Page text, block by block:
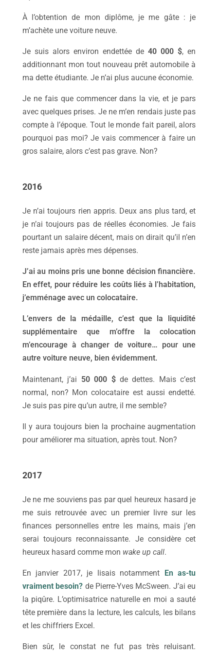
À l’obtention de mon diplôme, je me gâte : je
m’achète une voiture neuve.
Je suis alors environ endettée de40 000 $, en
additionnant mon tout nouveau prêt automobile à
ma dette étudiante. Je n’ai plus aucune économie.
Je ne fais que commencer dans la vie, et je pars
avec quelques prises. Je ne m’en rendais juste pas
compte à l’époque. Toutle monde fait pareil, alors
pourquoi pas moi? Je vais commencer à faire un
gros salaire, alors c’est pas grave. Non?
2016
Je n’ai toujours rien appris. Deux ans plus tard, et
je n’ai toujours pas de réelles économies. Je fais
pourtant un salaire décent, mais on dirait qu’il n’en
reste jamais après mes dépenses.
J’ai au moins pris une bonne décision financière.
En effet, pour réduire les coûts liés à l’habitation,
j’emménage avec un colocataire.
L’envers de la médaille, c’est que la liquidité
supplémentaire que m’offre la colocation
m’encourage à changer de voiture… pour une
autre voiture neuve, bien évidemment.
Maintenant, j’ai 50 000 $de dettes. Mais c’est
normal, non? Mon colocataire est aussi endetté.
Je suis pas pire qu’un autre, il me semble?
Il y aura toujours bien la prochaine augmentation
pour améliorer ma situation, après tout. Non?
2017
Je ne me souviens pas par quel heureux hasard je
me suis retrouvée avec un premier livre sur les
finances personnelles entre les mains, mais j’en
serai toujours reconnaissante. Je considère cet
heureux hasard comme mon wake up call.
En janvier 2017, je lisais notamment En as-tu
vraiment besoin? de Pierre-Yves McSween. J’ai eu
la piqûre. L’optimisatrice naturelle en moi a sauté
tête première dans la lecture, les calculs, les bilans
et les chiffriers Excel.
Bien sûr, le constat ne fut pas très reluisant.